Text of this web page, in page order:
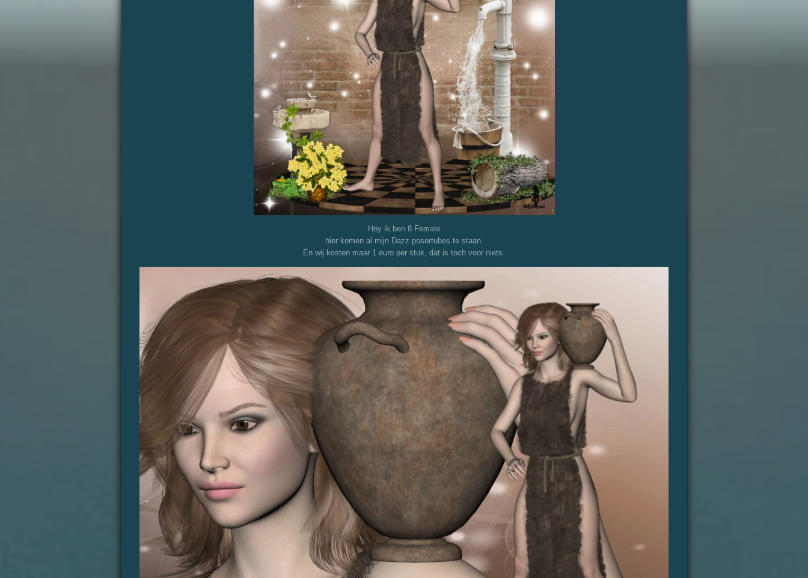
Hoy ik ben 8 Female
hier komen al mijn Dazz posertubes te staan.
En wij kosten maar 1 euro per stuk, dat is toch voor niets.